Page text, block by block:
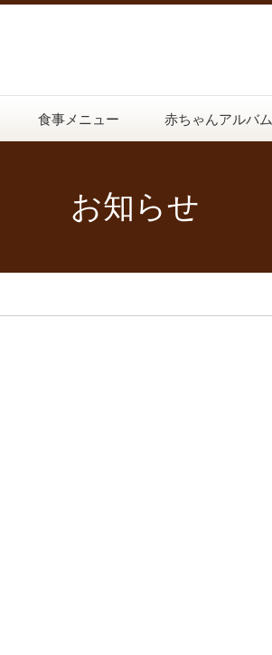
食事メニュー 赤ちゃんアルバム
お知らせ